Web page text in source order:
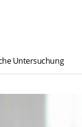
Untersuchung